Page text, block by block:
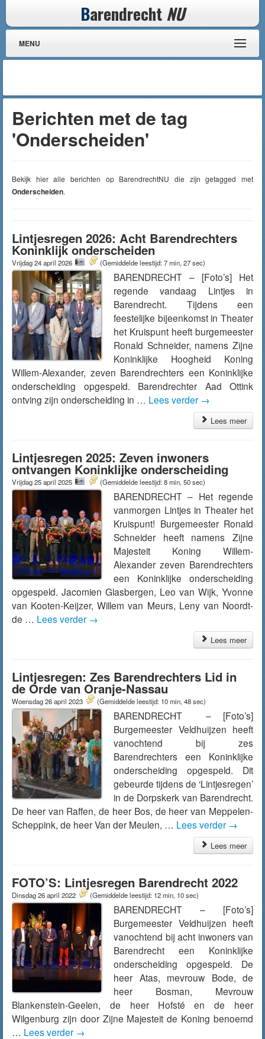
Barendrecht NU
MENU
Berichten met de tag
'Onderscheiden'
Bekijk hier alle berichten op BarendrechtNU die zijn getagged met
Onderscheiden.
Lintjesregen 2026: Acht Barendrechters
Koninklijk onderscheiden
Vrijdag 24 april 2026 (Gemiddelde leestijd: 7 min, 27 sec)
BARENDRECHT – [Foto’s] Het
regende vandaag Lintjes in
Barendrecht. Tijdens een
feestelijke bijeenkomst in Theater
het Kruispunt heeft burgemeester
Ronald Schneider, namens Zijne
Koninklijke Hoogheid Koning
Willem-Alexander, zeven Barendrechters een Koninklijke
onderscheiding opgespeld. Barendrechter Aad Ottink
ontving zijn onderscheiding in … Lees verder →
Lees meer
Lintjesregen 2025: Zeven inwoners
ontvangen Koninklijke onderscheiding
Vrijdag 25 april 2025 (Gemiddelde leestijd: 8 min, 50 sec)
BARENDRECHT – Het regende
vanmorgen Lintjes in Theater het
Kruispunt! Burgemeester Ronald
Schneider heeft namens Zijne
Majesteit Koning Willem-
Alexander zeven Barendrechters
een Koninklijke onderscheiding
opgespeld. Jacomien Glasbergen, Leo van Wijk, Yvonne
van Kooten-Keijzer, Willem van Meurs, Leny van Noordt-
de … Lees verder →
Lees meer
Lintjesregen: Zes Barendrechters Lid in
de Orde van Oranje-Nassau
Woensdag 26 april 2023 (Gemiddelde leestijd: 10 min, 48 sec)
BARENDRECHT – [Foto’s]
Burgemeester Veldhuijzen heeft
vanochtend bij zes
Barendrechters een Koninklijke
onderscheiding opgespeld. Dit
gebeurde tijdens de ‘Lintjesregen’
in de Dorpskerk van Barendrecht.
De heer van Raffen, de heer Bos, de heer van Meppelen-
Scheppink, de heer Van der Meulen, … Lees verder →
Lees meer
FOTO’S: Lintjesregen Barendrecht 2022
Dinsdag 26 april 2022 (Gemiddelde leestijd: 12 min, 10 sec)
BARENDRECHT – [Foto’s]
Burgemeester Veldhuijzen heeft
vanochtend bij acht inwoners van
Barendrecht een Koninklijke
onderscheiding opgespeld. De
heer Atas, mevrouw Bode, de
heer Bosman, Mevrouw
Blankenstein-Geelen, de heer Hofsté en de heer
Wilgenburg zijn door Zijne Majesteit de Koning benoemd
… Lees verder →